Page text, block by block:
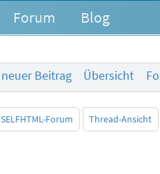
Forum Blog
neuer Beitrag
Übersicht
SELFHTML-Forum Thread-Ansicht